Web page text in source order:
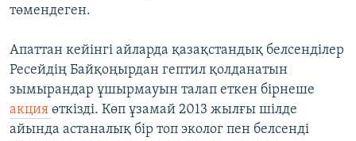
төмендеген.
Апаттан кейінгі айларда қазақстандық белсенділер
Ресейдің Байқоңырдан гептил қолданатын
зымырандар ұшырмауын талап еткен бірнеше
акция өткізді. Көп ұзамай 2013 жылғы шілде
айында астаналық бір топ эколог пен белсенді